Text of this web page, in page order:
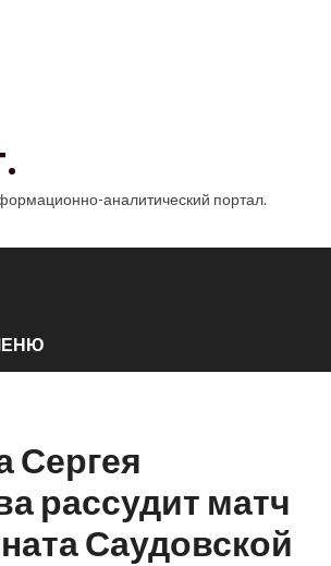
аналитический портал.
Сергея
рассудит матч
Саудовской